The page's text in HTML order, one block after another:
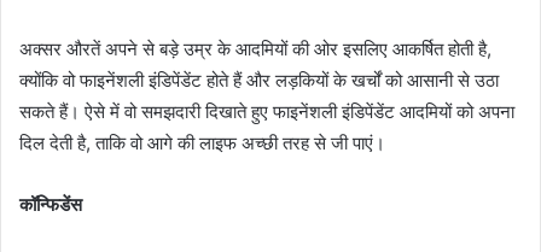
अक्सर औरतें अपने से बड़े उम्र के आदमियों की ओर इसलिए आकर्षित होती है,
क्योंकि वो फाइनेंशली इंडिपेंडेंट होते हैं और लड़कियों के खर्चों को आसानी से उठा
सकते हैं। ऐसे में वो समझदारी दिखाते हुए फाइनेंशली इंडिपेंडेंट आदमियों को अपना
दिल देती है, ताकि वो आगे की लाइफ अच्छी तरह से जी पाएं।
कॉन्फिडेंस